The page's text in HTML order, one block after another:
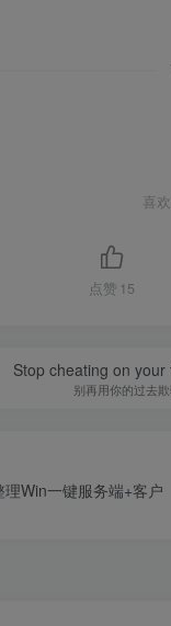
喜
点赞 15
Stop cheating on
别再用你的过去
Win一键服务端+客户